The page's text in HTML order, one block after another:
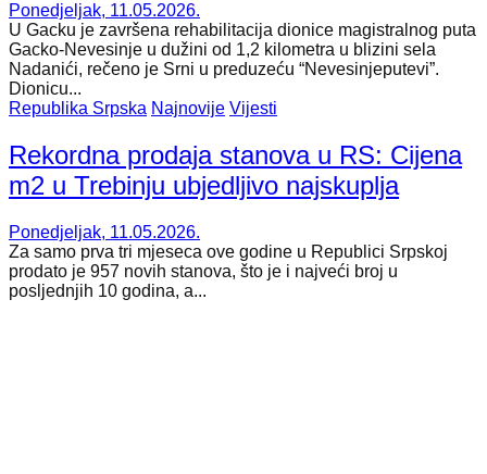
Ponedjeljak, 11.05.2026.
U Gacku je završena rehabilitacija dionice magistralnog puta
Gacko-Nevesinje u dužini od 1,2 kilometra u blizini sela
Nadanići, rečeno je Srni u preduzeću “Nevesinjeputevi”.
Dionicu...
Republika Srpska Najnovije Vijesti
Rekordna prodaja stanova u RS: Cijena
m2 u Trebinju ubjedljivo najskuplja
Ponedjeljak, 11.05.2026.
Za samo prva tri mjeseca ove godine u Republici Srpskoj
prodato je 957 novih stanova, što je i najveći broj u
posljednjih 10 godina, a...